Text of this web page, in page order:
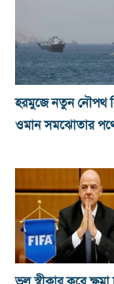
হরমুজে নতুন নৌপথ
ওমান সমঝোতার